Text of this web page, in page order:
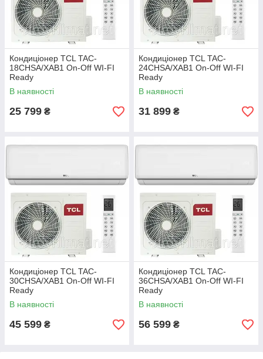
Кондиціонер TCL TAC-
18CHSA/XAB1 On-Off WI-FI
Ready
В наявності
25 799 ₴
Кондиціонер TCL TAC-
24CHSA/XAB1 On-Off WI-FI
Ready
В наявності
31 899 ₴
Кондиціонер TCL TAC-
30CHSA/XAB1 On-Off WI-FI
Ready
В наявності
45 599 ₴
Кондиціонер TCL TAC-
36CHSA/XAB1 On-Off WI-FI
Ready
В наявності
56 599 ₴